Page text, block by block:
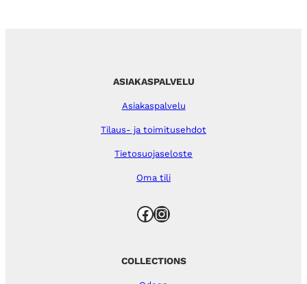
ASIAKASPALVELU
Asiakaspalvelu
Tilaus- ja toimitusehdot
Tietosuojaseloste
Oma tili
Facebook Instagram
COLLECTIONS